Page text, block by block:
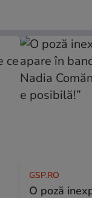
GSP.RO
O poză